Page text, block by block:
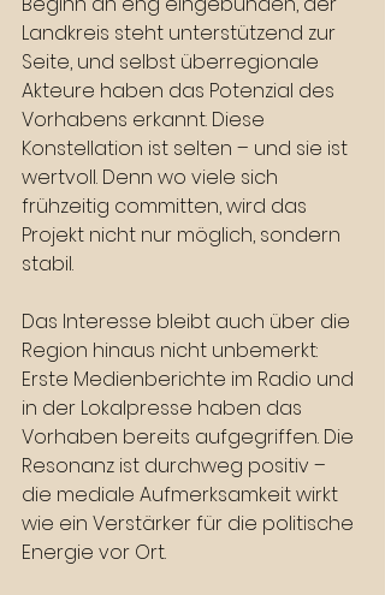
Landkreis steht unterstützend zur
Seite, und selbst überregionale
Akteure haben das Potenzial des
Vorhabens erkannt. Diese
Konstellation ist selten – und sie ist
wertvoll. Denn wo viele sich
frühzeitig committen, wird das
Projekt nicht nur möglich, sondern
stabil.
Das Interesse bleibt auch über die
Region hinaus nicht unbemerkt:
Erste Medienberichte im Radio und
in der Lokalpresse haben das
Vorhaben bereits aufgegriffen. Die
Resonanz ist durchweg positiv –
die mediale Aufmerksamkeit wirkt
wie ein Verstärker für die politische
Energie vor Ort.